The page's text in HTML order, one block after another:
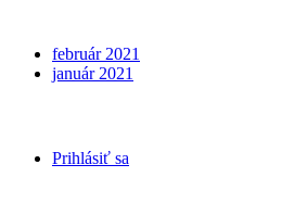
február 2021
január 2021
Prihlásiť sa